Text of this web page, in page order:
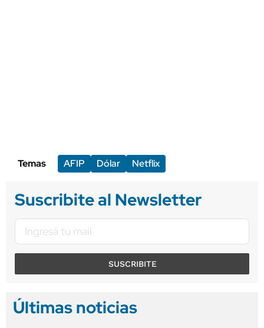
Temas AFIP Dólar Netflix
Suscribite al Newsletter
SUSCRIBITE
Últimas noticias